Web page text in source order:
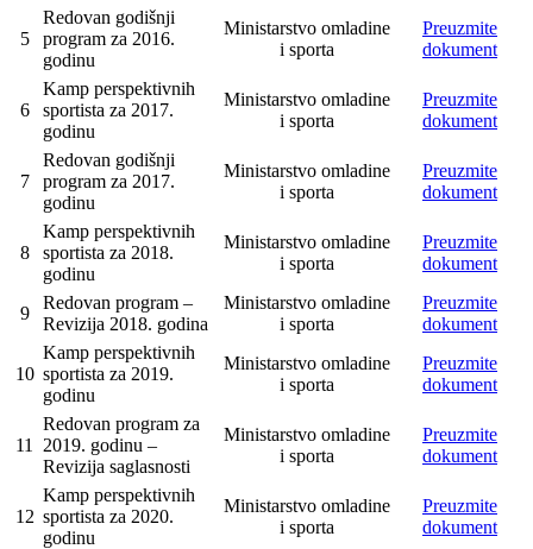
5
Redovan godišnji
program za 2016.
godinu
Ministarstvo omladine
i sporta
Preuzmite
dokument
6
Kamp perspektivnih
sportista za 2017.
godinu
Ministarstvo omladine
i sporta
Preuzmite
dokument
7
Redovan godišnji
program za 2017.
godinu
Ministarstvo omladine
i sporta
Preuzmite
dokument
8
Kamp perspektivnih
sportista za 2018.
godinu
Ministarstvo omladine
i sporta
Preuzmite
dokument
9
Redovan program –
Revizija 2018. godina
Ministarstvo omladine
i sporta
Preuzmite
dokument
10
Kamp perspektivnih
sportista za 2019.
godinu
Ministarstvo omladine
i sporta
Preuzmite
dokument
11
Redovan program za
2019. godinu –
Revizija saglasnosti
Ministarstvo omladine
i sporta
Preuzmite
dokument
12
Kamp perspektivnih
sportista za 2020.
godinu
Ministarstvo omladine
i sporta
Preuzmite
dokument